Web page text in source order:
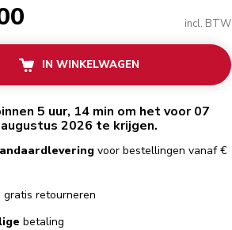
incl. BTW
IN WINKELWAGEN
5 uur, 14 min om het voor 07
augustus 2026 te krijgen.
voor bestellingen vanaf €
gratis retourneren
betaling